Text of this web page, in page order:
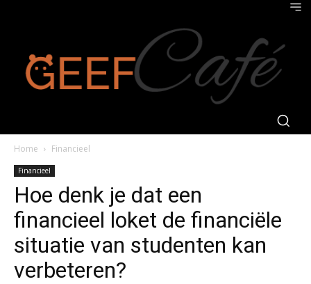
Home Financieel
Financieel
Hoe denk je dat een
financieel loket de financiële
situatie van studenten kan
verbeteren?